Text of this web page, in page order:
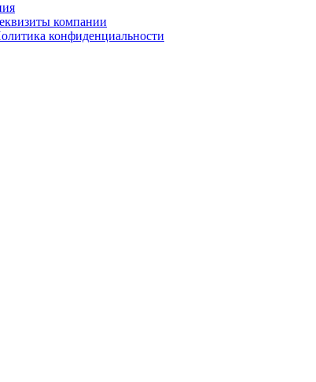
компании
конфиденциальности